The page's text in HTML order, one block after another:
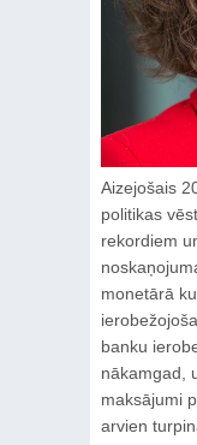
Aizejošais
politikas
rekordiem
monetārā
banku
nākamgad,
maksājumi
arvien